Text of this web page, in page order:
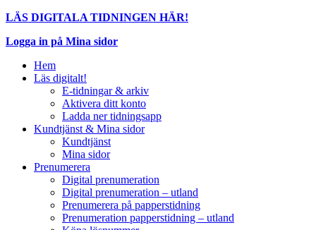
LÄS DIGITALA TIDNINGEN HÄR!
Logga in på Mina sidor
Hem
Läs digitalt!
E-tidningar & arkiv
Aktivera ditt konto
Ladda ner tidningsapp
Kundtjänst & Mina sidor
Kundtjänst
Mina sidor
Prenumerera
Digital prenumeration
Digital prenumeration – utland
Prenumerera på papperstidning
Prenumeration papperstidning – utland